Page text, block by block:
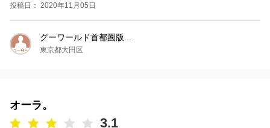
投稿日： 2020年11月05日
グーワールド首都圏版...
東京都大田区
オーラ。
3.1